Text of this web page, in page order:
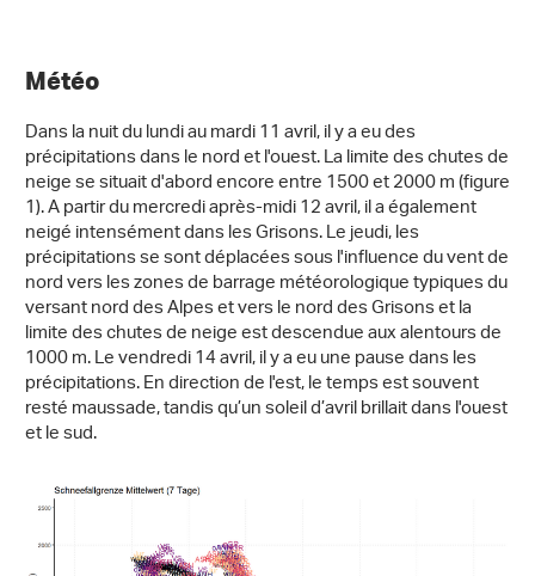
Météo
Dans la nuit du lundi au mardi 11 avril, il y a eu des
précipitations dans le nord et l'ouest. La limite des chutes de
neige se situait d'abord encore entre 1500 et 2000 m (figure
1). A partir du mercredi après-midi 12 avril, il a également
neigé intensément dans les Grisons. Le jeudi, les
précipitations se sont déplacées sous l'influence du vent de
nord vers les zones de barrage météorologique typiques du
versant nord des Alpes et vers le nord des Grisons et la
limite des chutes de neige est descendue aux alentours de
1000 m. Le vendredi 14 avril, il y a eu une pause dans les
précipitations. En direction de l'est, le temps est souvent
resté maussade, tandis qu’un soleil d’avril brillait dans l'ouest
et le sud.